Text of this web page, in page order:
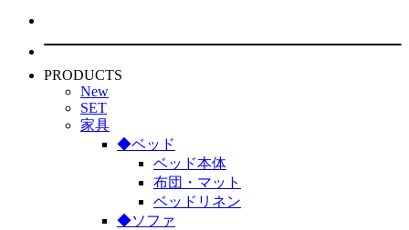
PRODUCTS
New
SET
家具
◆ベッド
ベッド本体
布団・マット
ベッドリネン
◆ソファ